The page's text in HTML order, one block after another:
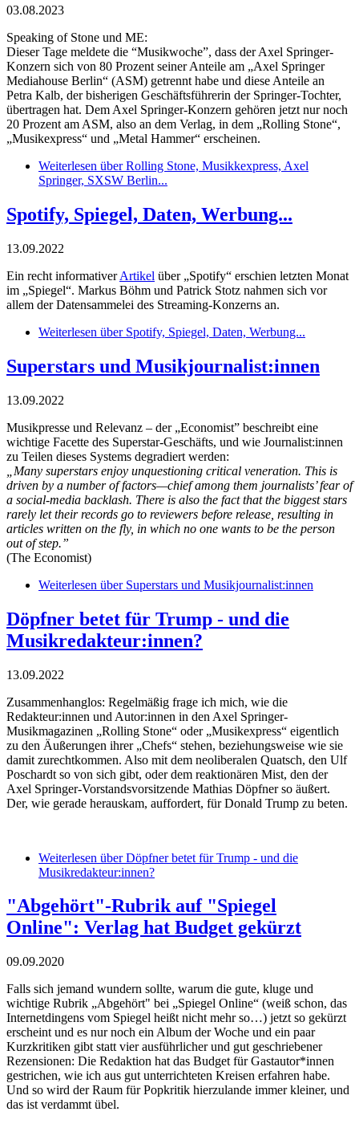
03.08.2023
Speaking of Stone und ME:
Dieser Tage meldete die “Musikwoche”, dass der Axel Springer-
Konzern sich von 80 Prozent seiner Anteile am „Axel Springer
Mediahouse Berlin“ (ASM) getrennt habe und diese Anteile an
Petra Kalb, der bisherigen Geschäftsführerin der Springer-Tochter,
übertragen hat. Dem Axel Springer-Konzern gehören jetzt nur noch
20 Prozent am ASM, also an dem Verlag, in dem „Rolling Stone“,
„Musikexpress“ und „Metal Hammer“ erscheinen.
Weiterlesen über Rolling Stone, Musikkexpress, Axel
Springer, SXSW Berlin...
Spotify, Spiegel, Daten, Werbung...
13.09.2022
Ein recht informativerArtikel über „Spotify“ erschien letzten Monat
im „Spiegel“. Markus Böhm und Patrick Stotz nahmen sich vor
allem der Datensammelei des Streaming-Konzerns an.
Weiterlesen über Spotify, Spiegel, Daten, Werbung...
Superstars und Musikjournalist:innen
13.09.2022
Musikpresse und Relevanz – der „Economist” beschreibt eine
wichtige Facette des Superstar-Geschäfts, und wie Journalist:innen
zu Teilen dieses Systems degradiert werden:
„Many superstars enjoy unquestioning critical veneration. This is
driven by a number of factors—chief among them journalists’ fear of
a social-media backlash. There is also the fact that the biggest stars
rarely let their records go to reviewers before release, resulting in
articles written on the fly, in which no one wants to be the person
out of step.”
(The Economist)
Weiterlesen über Superstars und Musikjournalist:innen
Döpfner betet für Trump - und die
Musikredakteur:innen?
13.09.2022
Zusammenhanglos: Regelmäßig frage ich mich, wie die
Redakteur:innen und Autor:innen in den Axel Springer-
Musikmagazinen „Rolling Stone“ oder „Musikexpress“ eigentlich
zu den Äußerungen ihrer „Chefs“ stehen, beziehungsweise wie sie
damit zurechtkommen. Also mit dem neoliberalen Quatsch, den Ulf
Poschardt so von sich gibt, oder dem reaktionären Mist, den der
Axel Springer-Vorstandsvorsitzende Mathias Döpfner so äußert.
Der, wie gerade herauskam, auffordert, für Donald Trump zu beten.
Weiterlesen über Döpfner betet für Trump - und die
Musikredakteur:innen?
"Abgehört"-Rubrik auf "Spiegel
Online": Verlag hat Budget gekürzt
09.09.2020
Falls sich jemand wundern sollte, warum die gute, kluge und
wichtige Rubrik „Abgehört" bei „Spiegel Online“ (weiß schon, das
Internetdingens vom Spiegel heißt nicht mehr so…) jetzt so gekürzt
erscheint und es nur noch ein Album der Woche und ein paar
Kurzkritiken gibt statt vier ausführlicher und gut geschriebener
Rezensionen: Die Redaktion hat das Budget für Gastautor*innen
gestrichen, wie ich aus gut unterrichteten Kreisen erfahren habe.
Und so wird der Raum für Popkritik hierzulande immer kleiner, und
das ist verdammt übel.